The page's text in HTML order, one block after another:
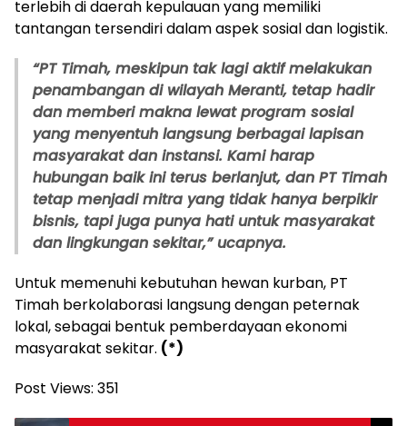
terlebih di daerah kepulauan yang memiliki
tantangan tersendiri dalam aspek sosial dan logistik.
“PT Timah, meskipun tak lagi aktif melakukan
penambangan di wilayah Meranti, tetap hadir
dan memberi makna lewat program sosial
yang menyentuh langsung berbagai lapisan
masyarakat dan instansi. Kami harap
hubungan baik ini terus berlanjut, dan PT Timah
tetap menjadi mitra yang tidak hanya berpikir
bisnis, tapi juga punya hati untuk masyarakat
dan lingkungan sekitar,” ucapnya.
Untuk memenuhi kebutuhan hewan kurban, PT
Timah berkolaborasi langsung dengan peternak
lokal, sebagai bentuk pemberdayaan ekonomi
masyarakat sekitar. (*)
Post Views: 351